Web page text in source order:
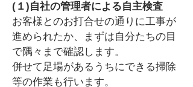
(１)自社の管理者による自主検査
お客様とのお打合せの通りに工事が
進められたか、まずは自分たちの目
で隅々まで確認します。
併せて足場があるうちにできる掃除
等の作業も行います。